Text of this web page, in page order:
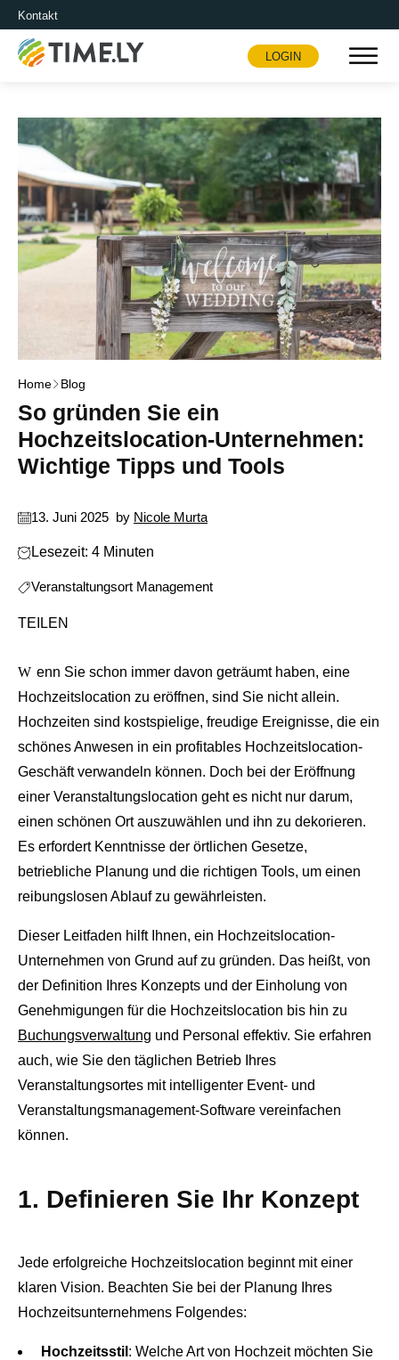
Kontakt
Timely
LOGIN
Home Blog
So gründen Sie ein
Hochzeitslocation-Unternehmen:
Wichtige Tipps und Tools
13. Juni 2025 by Nicole Murta
Lesezeit: 4 Minuten
Veranstaltungsort Management
TEILEN
Wenn Sie schon immer davon geträumt haben, eine
Hochzeitslocation zu eröffnen, sind Sie nicht allein.
Hochzeiten sind kostspielige, freudige Ereignisse, die ein
schönes Anwesen in ein profitables Hochzeitslocation-
Geschäft verwandeln können. Doch bei der Eröffnung
einer Veranstaltungslocation geht es nicht nur darum,
einen schönen Ort auszuwählen und ihn zu dekorieren.
Es erfordert Kenntnisse der örtlichen Gesetze,
betriebliche Planung und die richtigen Tools, um einen
reibungslosen Ablauf zu gewährleisten.
Dieser Leitfaden hilft Ihnen, ein Hochzeitslocation-
Unternehmen von Grund auf zu gründen. Das heißt, von
der Definition Ihres Konzepts und der Einholung von
Genehmigungen für die Hochzeitslocation bis hin zu
Buchungsverwaltung und Personal effektiv. Sie erfahren
auch, wie Sie den täglichen Betrieb Ihres
Veranstaltungsortes mit intelligenter Event- und
Veranstaltungsmanagement-Software vereinfachen
können.
1. Definieren Sie Ihr Konzept
Jede erfolgreiche Hochzeitslocation beginnt mit einer
klaren Vision. Beachten Sie bei der Planung Ihres
Hochzeitsunternehmens Folgendes:
Hochzeitsstil : Welche Art von Hochzeit möchten Sie